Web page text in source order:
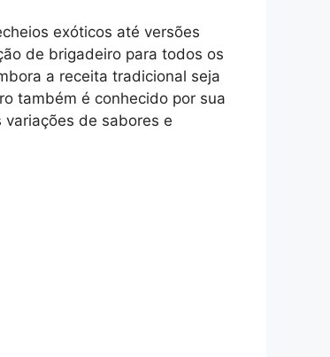
exóticos até versões
de brigadeiro para todos os
a receita tradicional seja
também é conhecido por sua
de sabores e